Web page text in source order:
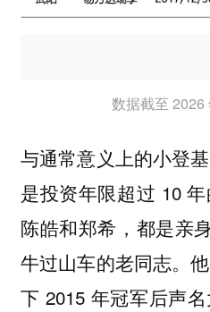
数据截至 2026
与通常意义上的小登
是投资年限超过 10
陈皓和郑希，都是亲
牛过山车的老同志。
下 2015 年冠军后声